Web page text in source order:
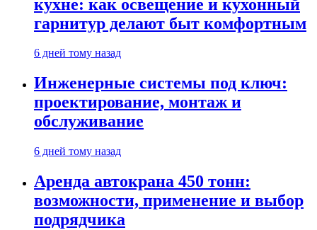
кухне: как освещение и кухонный
гарнитур делают быт комфортным
6 дней тому назад
Инженерные системы под ключ:
проектирование, монтаж и
обслуживание
6 дней тому назад
Аренда автокрана 450 тонн:
возможности, применение и выбор
подрядчика